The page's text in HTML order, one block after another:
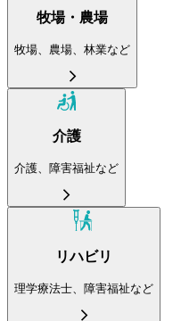
牧場・農場
牧場、農場、林業など
介護
介護、障害福祉など
リハビリ
理学療法士、障害福祉など